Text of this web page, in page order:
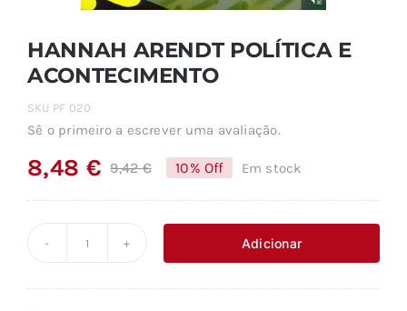
HANNAH ARENDT POLÍTICA E
ACONTECIMENTO
SKU PF 020
Sê o primeiro a escrever uma avaliação.
9,42€O
era:
8,48 €
O
é:
10% Off Em stock
Adicionar